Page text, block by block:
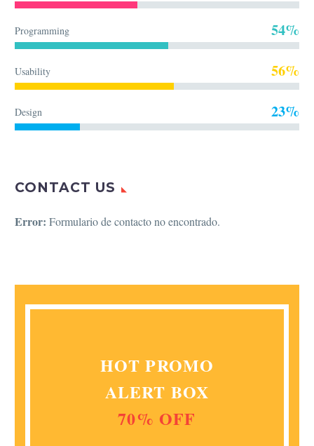
Programming 54%
Usability 56%
Design 23%
CONTACT US
Error: Formulario de contacto no encontrado.
HOT PROMO
ALERT BOX
70% OFF